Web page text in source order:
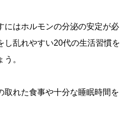
にはホルモンの分泌の安定が必
し乱れやすい20代の生活習慣を
。
取れた食事や十分な睡眠時間を